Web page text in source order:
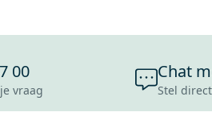
00
vraag
Chat
Stel